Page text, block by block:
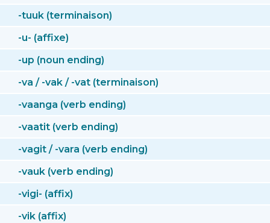
-tuuk (terminaison)
-u- (affixe)
-up (noun ending)
-va / -vak / -vat (terminaison)
-vaanga (verb ending)
-vaatit (verb ending)
-vagit / -vara (verb ending)
-vauk (verb ending)
-vigi- (affix)
-vik (affix)